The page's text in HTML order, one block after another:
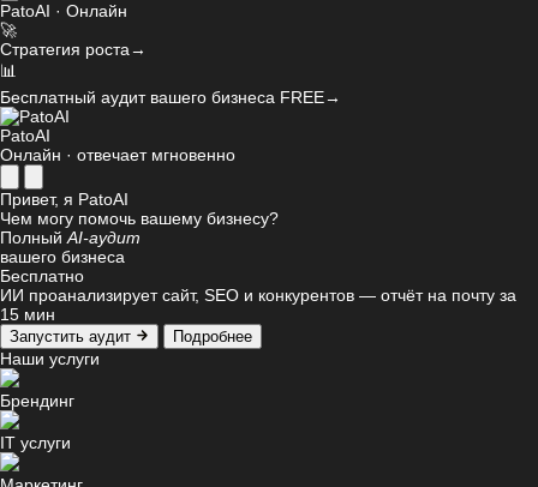
PatoAI · Онлайн
🚀
Стратегия роста→
📊
Бесплатный аудит вашего бизнеса FREE→
PatoAI
Онлайн · отвечает мгновенно
Привет, я PatoAI
Чем могу помочь вашему бизнесу?
Полный AI-аудит
вашего бизнеса
Бесплатно
ИИ проанализирует сайт, SEO и конкурентов — отчёт на почту за
15 мин
Запустить аудит Подробнее
Наши услуги
Брендинг
IT услуги